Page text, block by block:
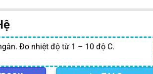
Đo nhiệt độ từ 1 – 10 độ C.